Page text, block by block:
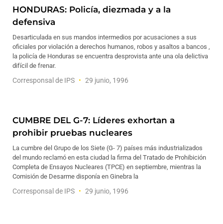
HONDURAS: Policía, diezmada y a la
defensiva
Desarticulada en sus mandos intermedios por acusaciones a sus
oficiales por violación a derechos humanos, robos y asaltos a bancos ,
la policía de Honduras se encuentra desprovista ante una ola delictiva
difícil de frenar.
Corresponsal de IPS 29 junio, 1996
CUMBRE DEL G-7: Líderes exhortan a
prohibir pruebas nucleares
La cumbre del Grupo de los Siete (G- 7) países más industrializados
del mundo reclamó en esta ciudad la firma del Tratado de Prohibición
Completa de Ensayos Nucleares (TPCE) en septiembre, mientras la
Comisión de Desarme disponía en Ginebra la
Corresponsal de IPS 29 junio, 1996